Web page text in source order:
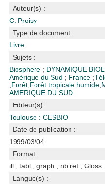
Auteur(s) :
C. Proisy
Type de document :
Livre
Sujets :
Biosphere ; DYNAMIQUE
Amérique du Sud ; France ;
;Forêt;Forêt tropicale humide;
AMERIQUE DU SUD
Editeur(s) :
Toulouse : CESBIO
Date de publication :
1999/03/04
Format :
ill., tabl., graph., nb réf., Gloss.
Langue(s) :